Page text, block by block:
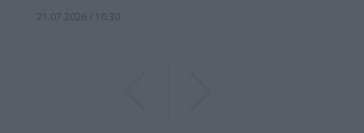
21.07.2026 / 16:30